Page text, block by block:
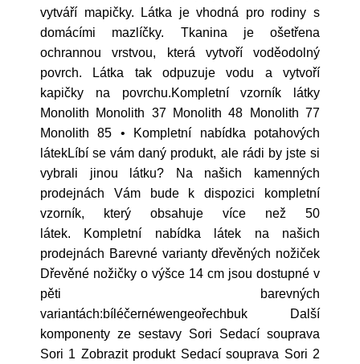
vytváří mapičky. Látka je vhodná pro rodiny s
domácími mazlíčky. Tkanina je ošetřena
ochrannou vrstvou, která vytvoří voděodolný
povrch. Látka tak odpuzuje vodu a vytvoří
kapičky na povrchu.Kompletní vzorník látky
Monolith Monolith 37 Monolith 48 Monolith 77
Monolith 85 • Kompletní nabídka potahových
látekLíbí se vám daný produkt, ale rádi by jste si
vybrali jinou látku? Na našich kamenných
prodejnách Vám bude k dispozici kompletní
vzorník, který obsahuje více než 50
látek. Kompletní nabídka látek na našich
prodejnách Barevné varianty dřevěných nožiček
Dřevěné nožičky o výšce 14 cm jsou dostupné v
pěti barevných
variantách:bíléčernéwengeořechbuk Další
komponenty ze sestavy Sori Sedací souprava
Sori 1 Zobrazit produkt Sedací souprava Sori 2